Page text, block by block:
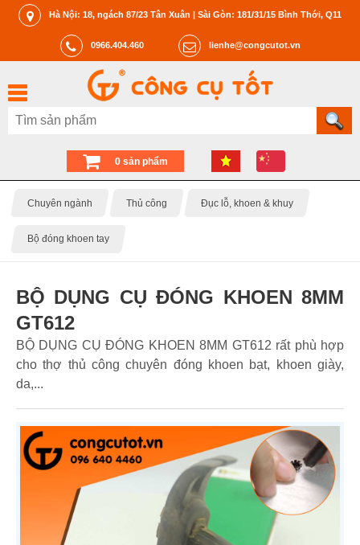
Hà Nội: 18, ngách 87/23 Tân Xuân | Sài Gòn: 181/31/15 Bình Thới, Q11
0966.404.460 lienhe@congcutot.vn
0 sản phẩm
Chuyên ngành Thủ công Đục lỗ, khoen & khuy
Bộ đóng khoen tay
BỘ DỤNG CỤ ĐÓNG KHOEN 8MM
GT612
BỘ DỤNG CỤ ĐÓNG KHOEN 8MM GT612 rất phù hợp
cho thợ thủ công chuyên đóng khoen bạt, khoen giày,
da,...